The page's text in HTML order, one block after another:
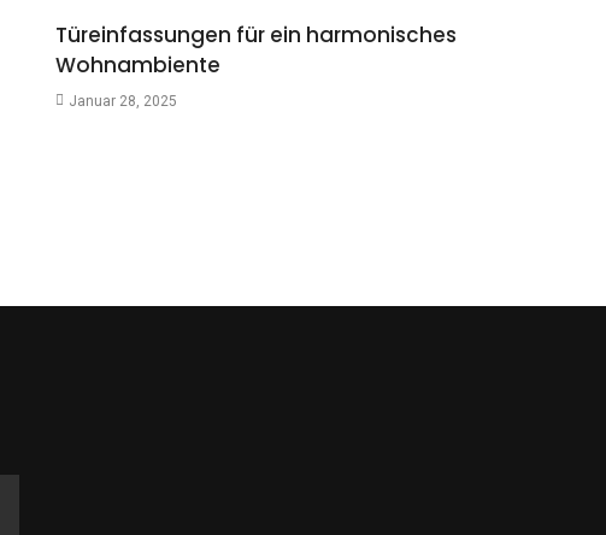
Türeinfassungen für ein harmonisches
Wohnambiente
Januar 28, 2025